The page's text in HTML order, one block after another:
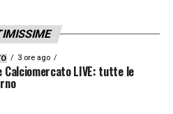
3 ore ago
Calciomercato LIVE: tutte le